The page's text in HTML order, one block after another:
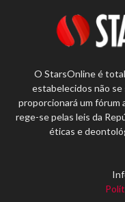
O StarsOnline é
estabelecidos não
proporcionará um fórum
rege-se pelas leis da
éticas e